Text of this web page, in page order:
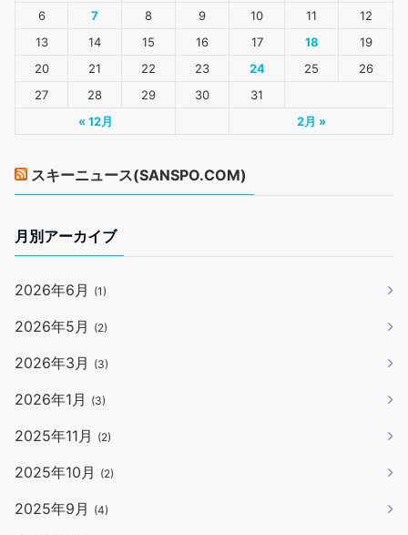
« 12月 2月 »
6
7 8 9 10 11
12
13
14 15 16 17 18
19
20
21 22 23 24 25
26
27
28 29 30 31
スキーニュース(SANSPO.COM)
月別アーカイブ
2026年6月 (1)
2026年5月 (2)
2026年3月 (3)
2026年1月 (3)
2025年11月 (2)
2025年10月 (2)
2025年9月 (4)